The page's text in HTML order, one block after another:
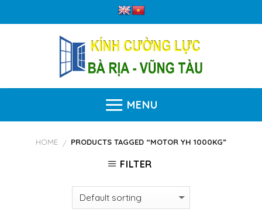
to
MENU
HOME / PRODUCTS TAGGED “MOTOR YH 1000KG”
FILTER